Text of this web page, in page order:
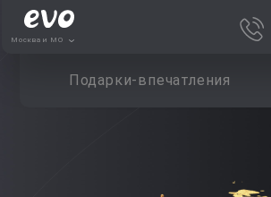
Москва и МО
Подарки-впечатления